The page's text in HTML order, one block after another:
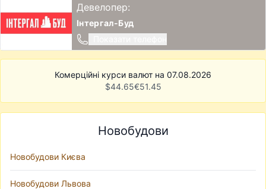
Девелопер:
Інтергал-Буд
Комерційні курси валют на 07.08.2026
$44.65€51.45
Новобудови
Новобудови Києва
Новобудови Львова